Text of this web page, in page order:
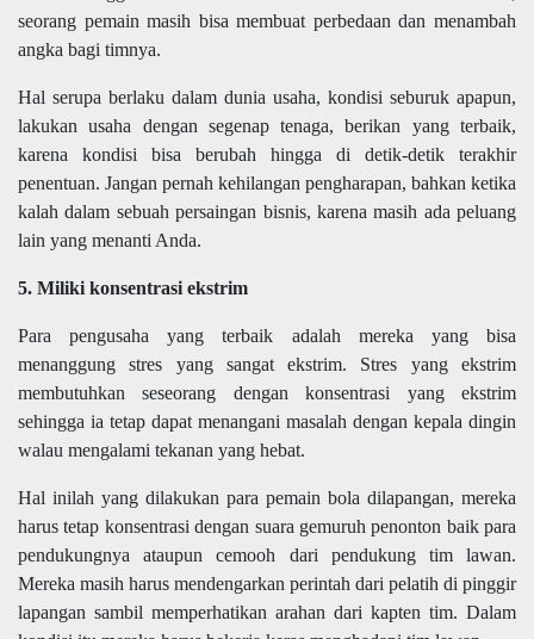
seorang pemain masih bisa membuat perbedaan dan menambah
angka bagi timnya.
Hal serupa berlaku dalam dunia usaha, kondisi seburuk apapun,
lakukan usaha dengan segenap tenaga, berikan yang terbaik,
karena kondisi bisa berubah hingga di detik-detik terakhir
penentuan. Jangan pernah kehilangan pengharapan, bahkan ketika
kalah dalam sebuah persaingan bisnis, karena masih ada peluang
lain yang menanti Anda.
5. Miliki konsentrasi ekstrim
Para pengusaha yang terbaik adalah mereka yang bisa
menanggung stres yang sangat ekstrim. Stres yang ekstrim
membutuhkan seseorang dengan konsentrasi yang ekstrim
sehingga ia tetap dapat menangani masalah dengan kepala dingin
walau mengalami tekanan yang hebat.
Hal inilah yang dilakukan para pemain bola dilapangan, mereka
harus tetap konsentrasi dengan suara gemuruh penonton baik para
pendukungnya ataupun cemooh dari pendukung tim lawan.
Mereka masih harus mendengarkan perintah dari pelatih di pinggir
lapangan sambil memperhatikan arahan dari kapten tim. Dalam